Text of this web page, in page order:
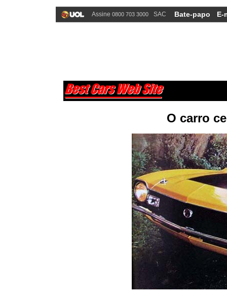
Assine 0800 703 3000 SAC Bate-papo E-
O carro